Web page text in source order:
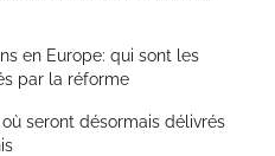
en Europe: qui sont les
par la réforme
seront désormais délivrés